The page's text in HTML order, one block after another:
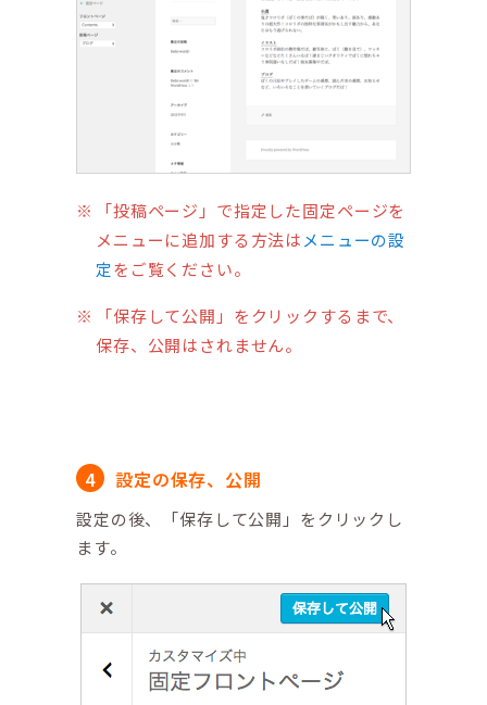
「投稿ページ」で指定した固定ページを
メニューに追加する方法はメニューの設
定をご覧ください。
「保存して公開」をクリックするまで、
保存、公開はされません。
設定の保存、公開
設定の後、「保存して公開」をクリックし
ます。